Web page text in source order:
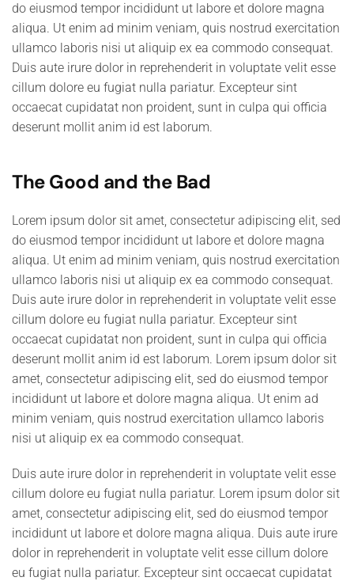
do eiusmod tempor incididunt ut labore et dolore magna
aliqua. Ut enim ad minim veniam, quis nostrud exercitation
ullamco laboris nisi ut aliquip ex ea commodo consequat.
Duis aute irure dolor in reprehenderit in voluptate velit esse
cillum dolore eu fugiat nulla pariatur. Excepteur sint
occaecat cupidatat non proident, sunt in culpa qui officia
deserunt mollit anim id est laborum.
The Good and the Bad
Lorem ipsum dolor sit amet, consectetur adipiscing elit, sed
do eiusmod tempor incididunt ut labore et dolore magna
aliqua. Ut enim ad minim veniam, quis nostrud exercitation
ullamco laboris nisi ut aliquip ex ea commodo consequat.
Duis aute irure dolor in reprehenderit in voluptate velit esse
cillum dolore eu fugiat nulla pariatur. Excepteur sint
occaecat cupidatat non proident, sunt in culpa qui officia
deserunt mollit anim id est laborum. Lorem ipsum dolor sit
amet, consectetur adipiscing elit, sed do eiusmod tempor
incididunt ut labore et dolore magna aliqua. Ut enim ad
minim veniam, quis nostrud exercitation ullamco laboris
nisi ut aliquip ex ea commodo consequat.
Duis aute irure dolor in reprehenderit in voluptate velit esse
cillum dolore eu fugiat nulla pariatur. Lorem ipsum dolor sit
amet, consectetur adipiscing elit, sed do eiusmod tempor
incididunt ut labore et dolore magna aliqua. Duis aute irure
dolor in reprehenderit in voluptate velit esse cillum dolore
eu fugiat nulla pariatur. Excepteur sint occaecat cupidatat